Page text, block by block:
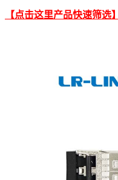
【点击这里产品快速筛选】